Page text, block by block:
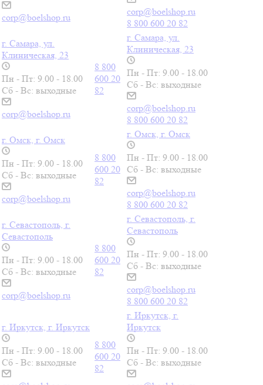
corp@boelshop.ru
corp@boelshop.ru
8 800 600 20 82
г. Самара, ул.
Клиническая, 23
Пн - Пт: 9.00 - 18.00
Сб - Вс: выходные
corp@boelshop.ru
8 800
600 20
82
г. Самара, ул.
Клиническая, 23
Пн - Пт: 9.00 - 18.00
Сб - Вс: выходные
corp@boelshop.ru
8 800 600 20 82
г. Омск, г. Омск
Пн - Пт: 9.00 - 18.00
Сб - Вс: выходные
corp@boelshop.ru
8 800
600 20
82
г. Омск, г. Омск
Пн - Пт: 9.00 - 18.00
Сб - Вс: выходные
corp@boelshop.ru
8 800 600 20 82
г. Севастополь, г.
Севастополь
Пн - Пт: 9.00 - 18.00
Сб - Вс: выходные
corp@boelshop.ru
8 800
600 20
82
г. Севастополь, г.
Севастополь
Пн - Пт: 9.00 - 18.00
Сб - Вс: выходные
corp@boelshop.ru
8 800 600 20 82
г. Иркутск, г. Иркутск
Пн - Пт: 9.00 - 18.00
Сб - Вс: выходные
8 800
600 20
82
г. Иркутск, г.
Иркутск
Пн - Пт: 9.00 - 18.00
Сб - Вс: выходные